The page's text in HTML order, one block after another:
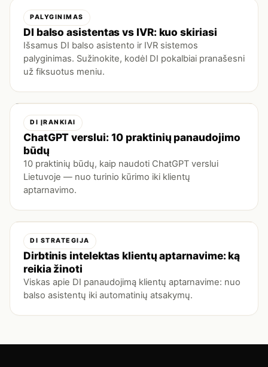
PALYGINIMAS
DI balso asistentas vs IVR: kuo skiriasi
Išsamus DI balso asistento ir IVR sistemos
palyginimas. Sužinokite, kodėl DI pokalbiai pranašesni
už fiksuotus meniu.
DI ĮRANKIAI
ChatGPT verslui: 10 praktinių panaudojimo
būdų
10 praktinių būdų, kaip naudoti ChatGPT verslui
Lietuvoje — nuo turinio kūrimo iki klientų
aptarnavimo.
DI STRATEGIJA
Dirbtinis intelektas klientų aptarnavime: ką
reikia žinoti
Viskas apie DI panaudojimą klientų aptarnavime: nuo
balso asistentų iki automatinių atsakymų.